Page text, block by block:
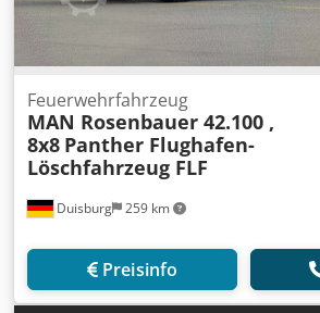
Duisburg 259 km
Feuerwehrfahrzeug
MAN Rosenbauer 42.100 ,
8x8 Panther Flughafen-
Löschfahrzeug FLF
Preisinfo